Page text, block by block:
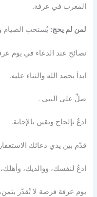
المغرب في عرفة.
لمن لم يحج: يُستحب الصيام
نصائح عند الدعاء في يوم
ابدأ بحمد الله والثناء عليه.
صلِّ على النبي .
ادعُ بإلحاح ويقين بالإجابة.
قدّم بين يدي دعائك الاستغفار
ادعُ لنفسك، ووالديك،
يوم عرفة فرصة لا تُقدّر